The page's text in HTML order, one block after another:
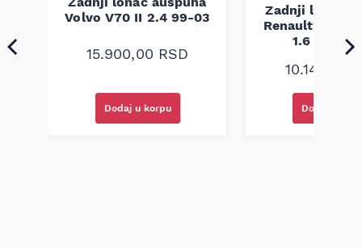
Volvo V70 II 2.4 99-03
15.900,00 RSD
Dodaj u korpu
Zadnji lonac
Renault Clio III
1.6 16V
10.140,00
Dodaj u